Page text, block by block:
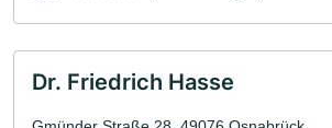
Dr. Friedrich Hasse